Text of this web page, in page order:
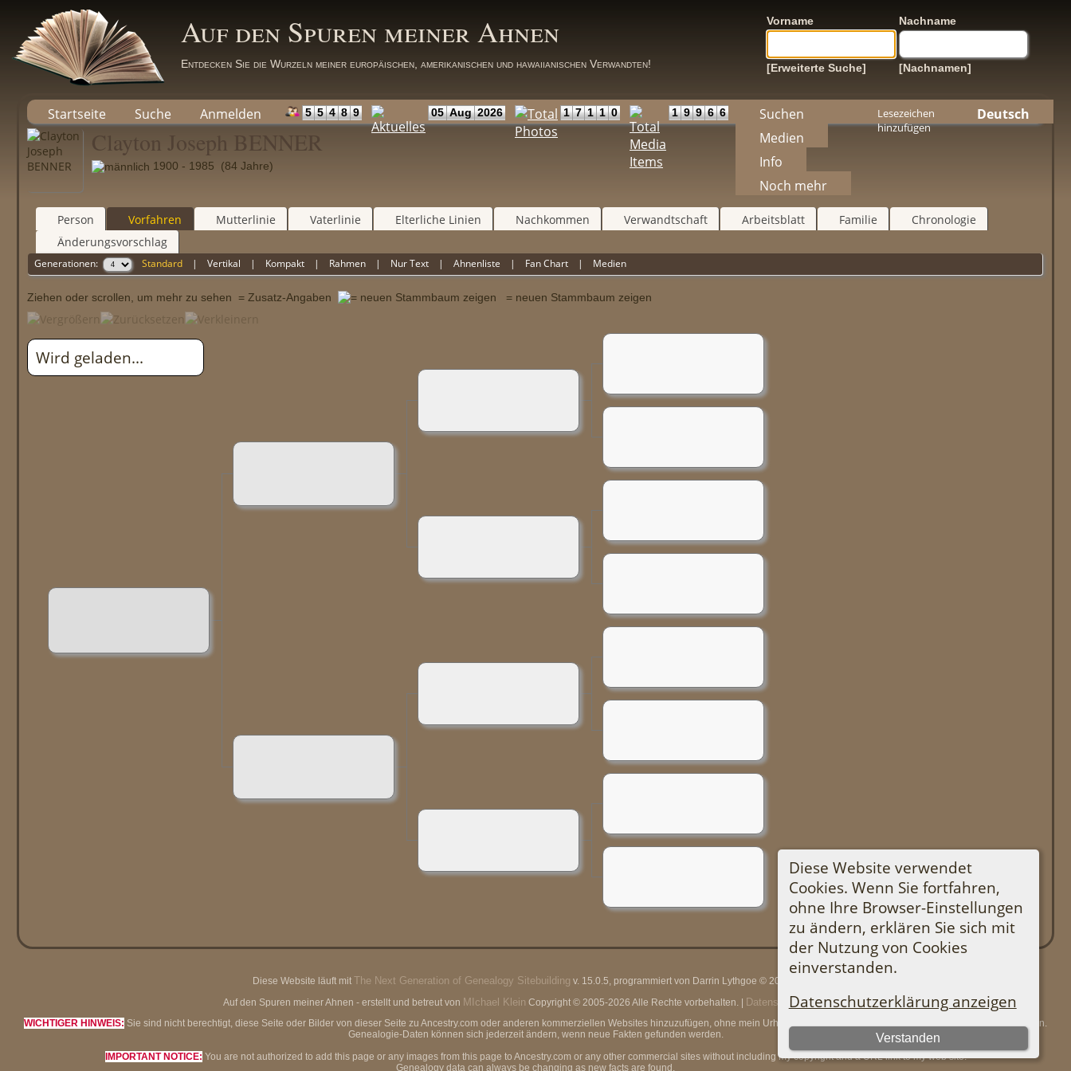
Auf den Spuren meiner Ahnen
Entdecken Sie die Wurzeln meiner europäischen, amerikanischen und hawaiianischen Verwandten!
Vorname Nachname
[Erweiterte Suche] [Nachnamen]
Startseite Suche Anmelden 5 5 4 8 9 05 Aug 2026 1 7 1 1 0 1 9 9 6 6
Suchen
Medien
Info
Noch mehr
Lesezeichen
hinzufügen
Deutsch
Diese Website verwendet
Cookies. Wenn Sie fortfahren,
ohne Ihre Browser-Einstellungen
zu ändern, erklären Sie sich mit
der Nutzung von Cookies
einverstanden.
Datenschutzerklärung anzeigen
Verstanden
Clayton Joseph BENNER
1900 - 1985 (84 Jahre)
Person Vorfahren Mutterlinie Vaterlinie Elterliche Linien Nachkommen Verwandtschaft Arbeitsblatt Familie
Chronologie
Änderungsvorschlag
Generationen: Standard |Vertikal | Kompakt | Rahmen | Nur Text |Ahnenliste | Fan Chart | Medien
Ziehen oder scrollen, um mehr zu sehen = Zusatz-Angaben = neuen Stammbaum zeigen
Wird geladen...
Diese Website läuft mit The Next Generation of Genealogy Sitebuilding v. 15.0.5, programmiert von Darrin Lythgoe © 2001-2026.
Auf den Spuren meiner Ahnen - erstellt und betreut von MIchael Klein Copyright © 2005-2026 Alle Rechte vorbehalten. | Datenschutzerklärung.
WICHTIGER HINWEIS: Sie sind nicht berechtigt, diese Seite oder Bilder von dieser Seite zu Ancestry.com oder anderen kommerziellen Websites hinzuzufügen, ohne mein Urheberrecht und einen URL-Link zu meiner Website anzugeben.
Genealogie-Daten können sich jederzeit ändern, wenn neue Fakten gefunden werden.
IMPORTANT NOTICE: You are not authorized to add this page or any images from this page to Ancestry.com or any other commercial sites without including my copyright and a URL link to my web site.
Genealogy data can always be changing as new facts are found.